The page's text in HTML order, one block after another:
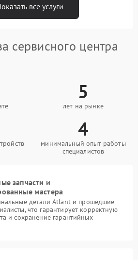
все услуги
сервисного центра
5
лет на рынке
4
минимальный опыт работы
специалистов
запчасти и
мастера
детали Atlant и прошедшие
что гарантирует корректную
и сохранение гарантийных